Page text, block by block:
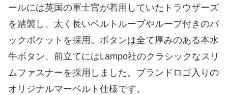
ールには英国の軍士官が着用していたトラウザーズ
を踏襲し、太く長いベルトループやループ付きのバ
ックポケットを採用。ボタンは全て厚みのある本水
牛ボタン、前立てにはLampo社のクラシックなスリ
ムファスナーを採用しました。ブランドロゴ入りの
オリジナルマーベルト仕様です。